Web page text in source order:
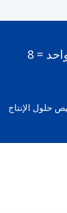
خط الإنتاج الآلي المخصص ، شخص واحد = 8
حلول الإنتاج